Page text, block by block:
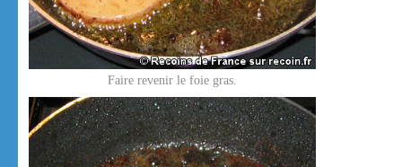
Faire revenir le foie gras.